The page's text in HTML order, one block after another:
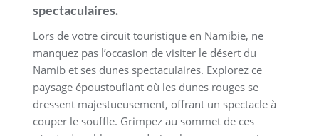
spectaculaires.
Lors de votre circuit touristique en Namibie, ne
manquez pas l’occasion de visiter le désert du
Namib et ses dunes spectaculaires. Explorez ce
paysage époustouflant où les dunes rouges se
dressent majestueusement, offrant un spectacle à
couper le souffle. Grimpez au sommet de ces